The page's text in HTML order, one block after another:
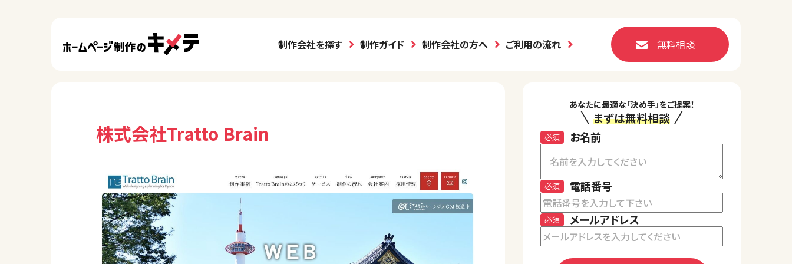
制作会社を探す 制作ガイド 制作会社の方へ ご利用の流れ 無料相談
株式会社Tratto Brain
あなたに最適な「決め手」をご提案！
まずは無料相談
お名前
必須
電話番号
必須
メールアドレス
必須